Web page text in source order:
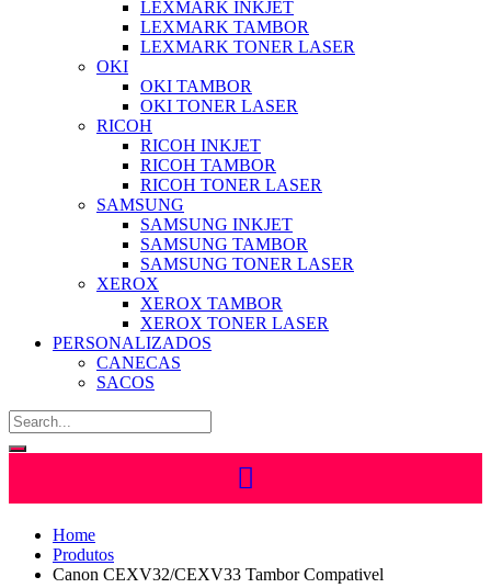
LEXMARK INKJET
LEXMARK TAMBOR
LEXMARK TONER LASER
OKI
OKI TAMBOR
OKI TONER LASER
RICOH
RICOH INKJET
RICOH TAMBOR
RICOH TONER LASER
SAMSUNG
SAMSUNG INKJET
SAMSUNG TAMBOR
SAMSUNG TONER LASER
XEROX
XEROX TAMBOR
XEROX TONER LASER
PERSONALIZADOS
CANECAS
SACOS
Home
Produtos
Canon CEXV32/CEXV33 Tambor Compativel